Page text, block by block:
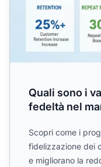
Quali sono i
fedeltà nel
Scopri come i
fidelizzazione dei
e migliorano la